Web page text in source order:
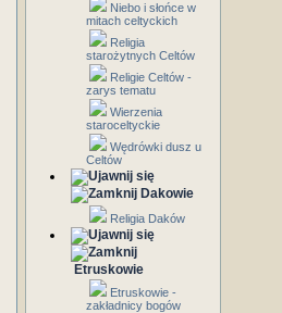
Niebo i słońce w
mitach celtyckich
Religia
starożytnych Celtów
Religie Celtów -
zarys tematu
Wierzenia
staroceltyckie
Wędrówki dusz u
Celtów
Dakowie
Religia Daków
Etruskowie
Etruskowie -
zakładnicy bogów